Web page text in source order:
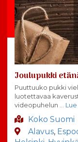
Joulupukki
Puuttuuko pukki
luotettavaa
videopuhelun …
Koko Suomi
Alavus,